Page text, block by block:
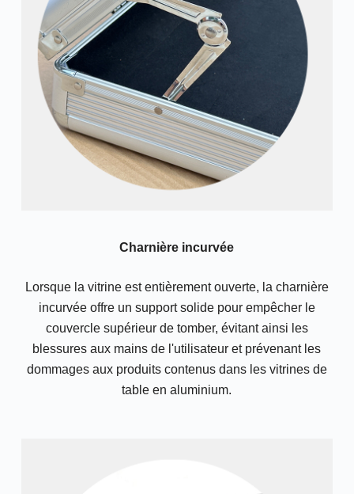
Charnière incurvée
Lorsque la vitrine est entièrement ouverte, la charnière
incurvée offre un support solide pour empêcher le
couvercle supérieur de tomber, évitant ainsi les
blessures aux mains de l'utilisateur et prévenant les
dommages aux produits contenus dans les vitrines de
table en aluminium.